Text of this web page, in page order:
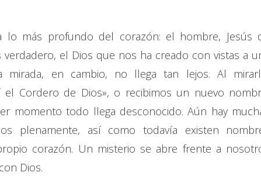
lo más profundo del corazón: el hombre, Jesús
el Dios que nos ha creado con vistas a
mirada, en cambio, no llega tan lejos. Al
el Cordero de Dios», o recibimos un nuevo
momento todo llega desconocido. Aún hay
plenamente, así como todavía existen
corazón. Un misterio se abre frente a
Dios.